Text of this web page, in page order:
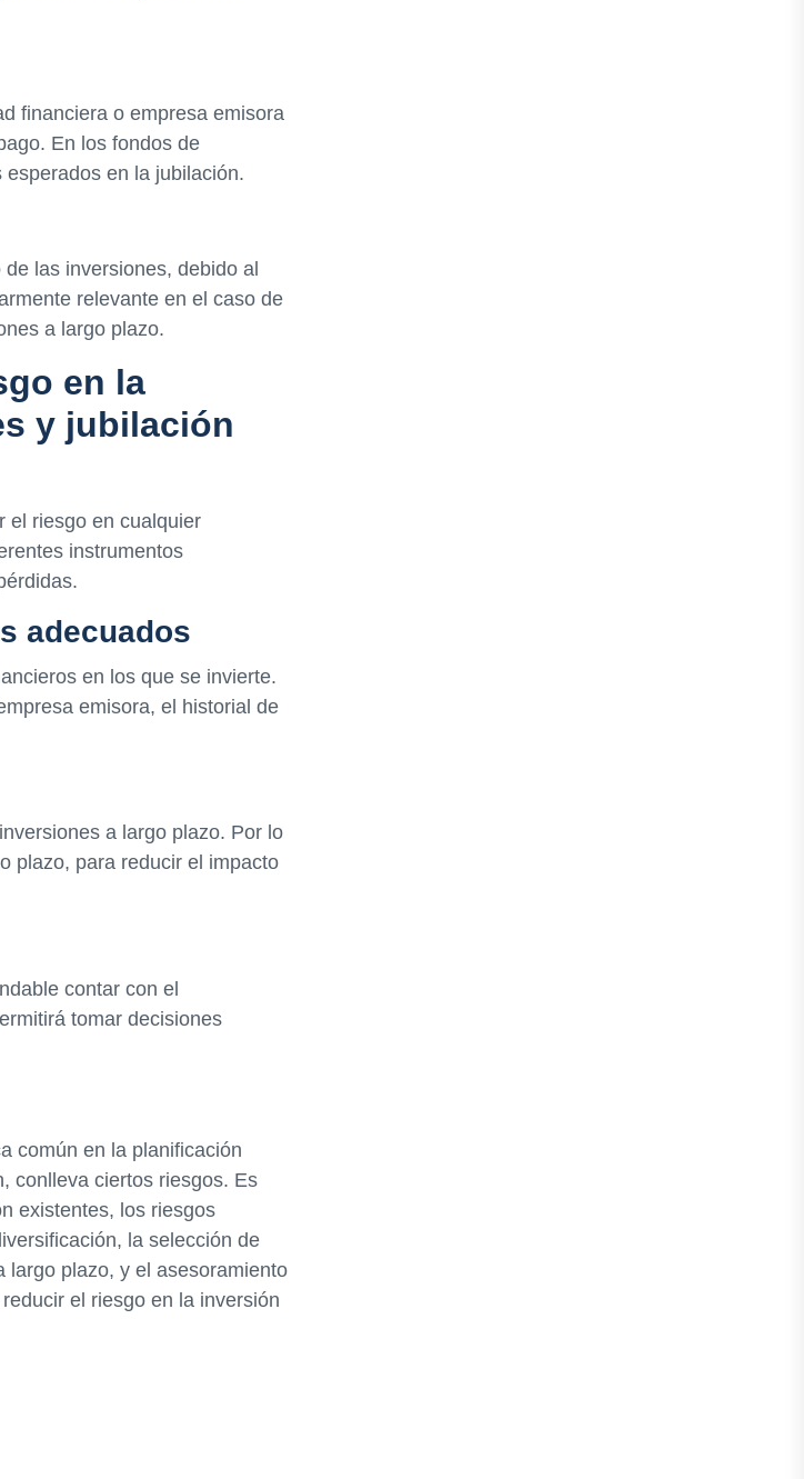
financiera o empresa emisora
En los fondos de
en la jubilación.
las inversiones, debido al
relevante en el caso de
a largo plazo.
en la
y jubilación
el riesgo en cualquier
instrumentos
adecuados
en los que se invierte.
emisora, el historial de
a largo plazo. Por lo
plazo, para reducir el impacto
contar con el
tomar decisiones
común en la planificación
conlleva ciertos riesgos. Es
existentes, los riesgos
la selección de
largo plazo, y el asesoramiento
el riesgo en la inversión